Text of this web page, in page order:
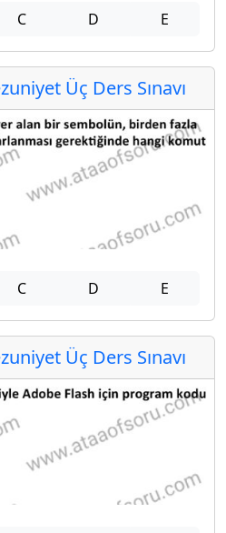
C D E
Üç Ders Sınavı
C D E
Üç Ders Sınavı